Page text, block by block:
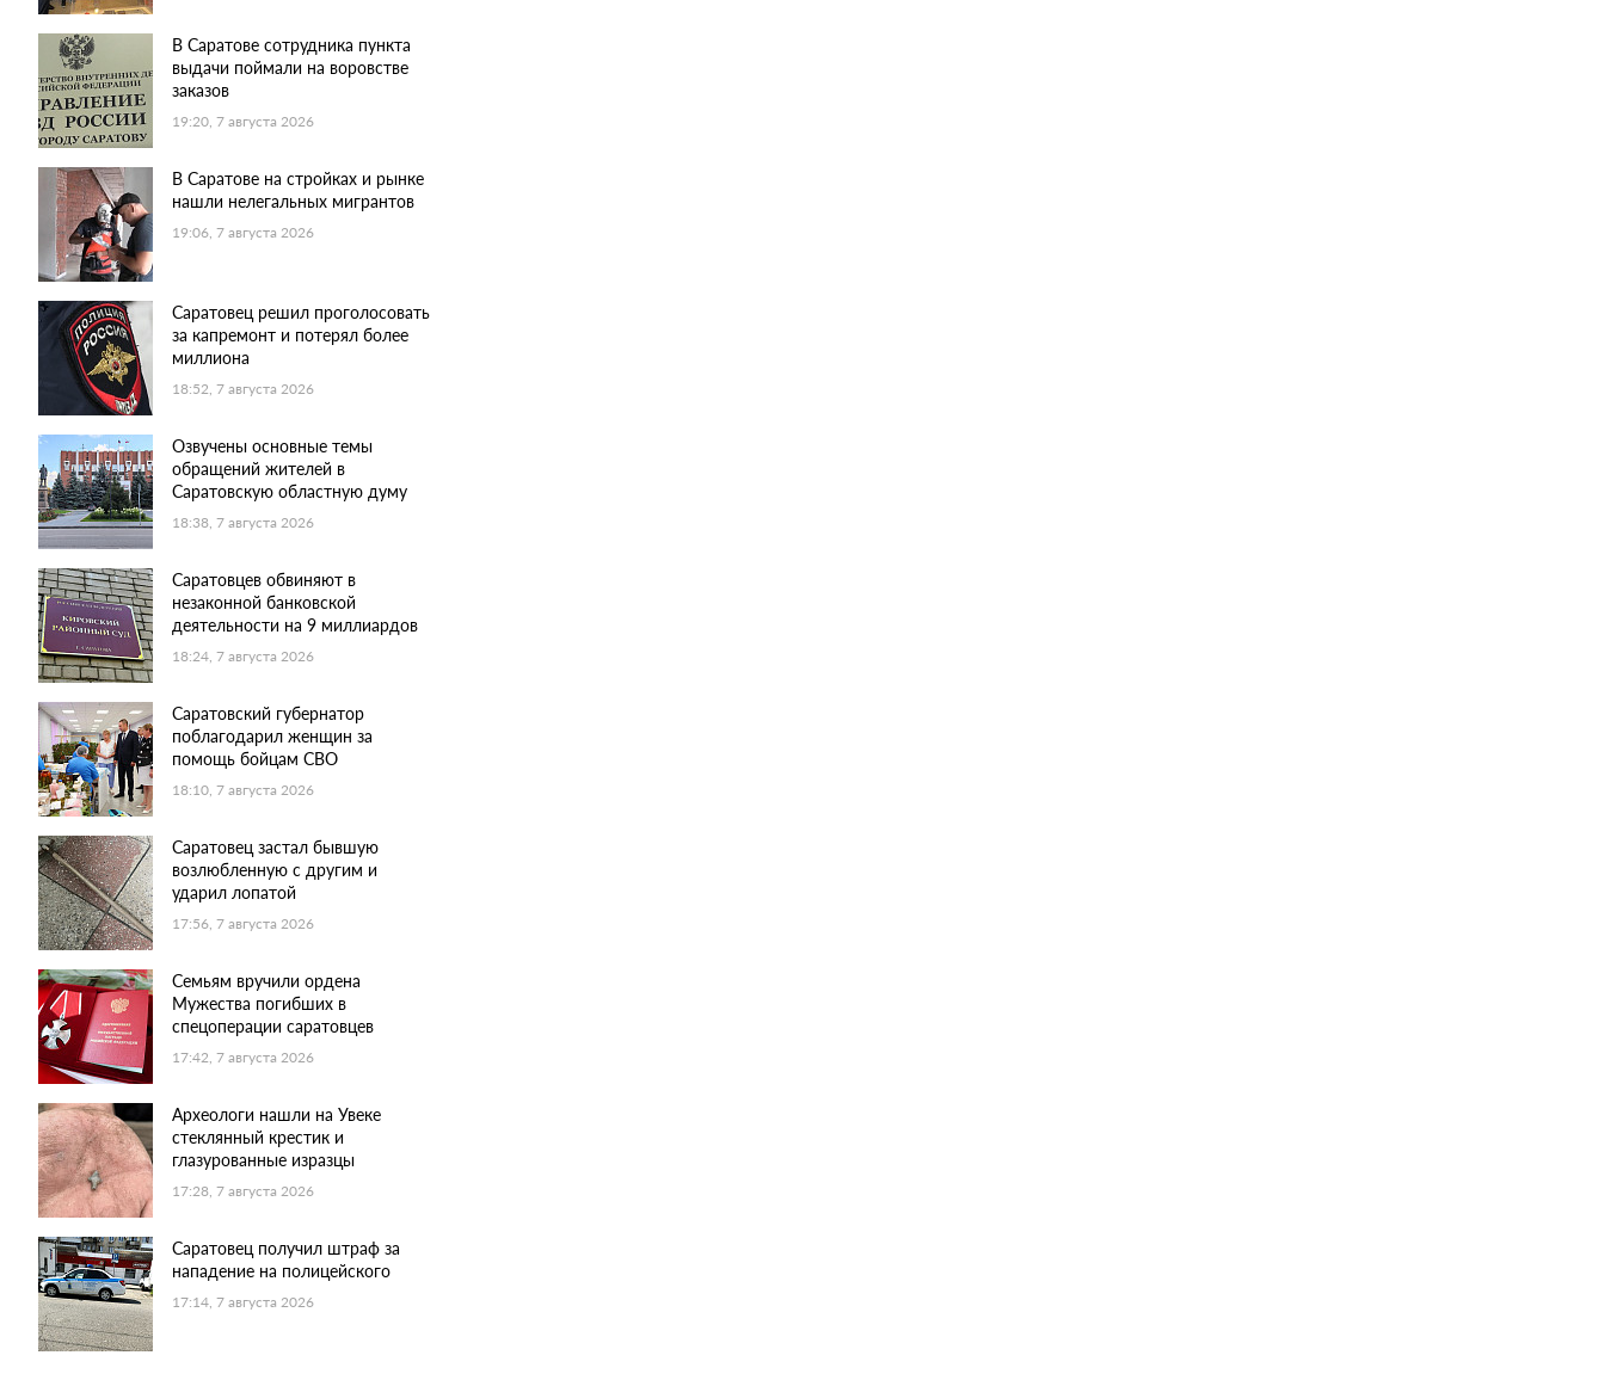
В Саратове сотрудника пункта
выдачи поймали на воровстве
заказов
19:20, 7 августа 2026
В Саратове на стройках и рынке
нашли нелегальных мигрантов
19:06, 7 августа 2026
Саратовец решил проголосовать
за капремонт и потерял более
миллиона
18:52, 7 августа 2026
Озвучены основные темы
обращений жителей в
Саратовскую областную думу
18:38, 7 августа 2026
Саратовцев обвиняют в
незаконной банковской
деятельности на 9 миллиардов
18:24, 7 августа 2026
Саратовский губернатор
поблагодарил женщин за
помощь бойцам СВО
18:10, 7 августа 2026
Саратовец застал бывшую
возлюбленную с другим и
ударил лопатой
17:56, 7 августа 2026
Семьям вручили ордена
Мужества погибших в
спецоперации саратовцев
17:42, 7 августа 2026
Археологи нашли на Увеке
стеклянный крестик и
глазурованные изразцы
17:28, 7 августа 2026
Саратовец получил штраф за
нападение на полицейского
17:14, 7 августа 2026